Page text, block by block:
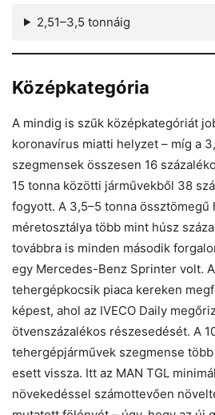
2,51–3,5 tonnáig
Középkategória
A mindig is szűk középkategóriát
koronavírus miatti helyzet – míg a
szegmensek összesen 16
15 tonna közötti járművekből 38
fogyott. A 3,5–5 tonna össztömegű
méretosztálya több mint húsz
továbbra is minden második
egy Mercedes-Benz Sprinter volt.
tehergépkocsik piaca kereken
képest, ahol az IVECO Daily
ötvenszázalékos részesedését. A
tehergépjárművek szegmense
esett vissza. Itt az MAN TGL
növekedéssel számottevően